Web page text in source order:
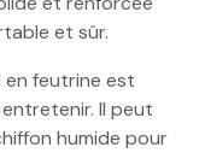
et sûr.
en feutrine est
Il peut
humide pour